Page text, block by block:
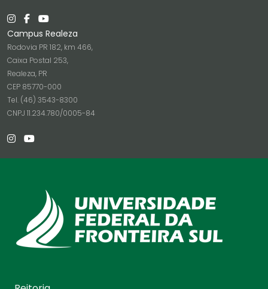
Campus Realeza
Rodovia PR 182, km 466,
Caixa Postal 253,
Realeza, PR
CEP 85770-000
Tel. (46) 3543-8300
CNPJ 11.234.780/0005-84